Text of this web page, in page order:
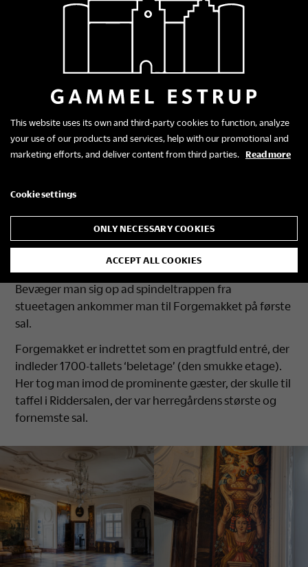
Prægtigt chatol fra
Bevæger man sig op ad spindeltrappen fra
stueetagen ankommer man til Forgemakket på første
sal.
Forgemakket er indrettet som en pragtfuld entré, der
taffel i Riddersalen, der var herregårdens største og
fornemste sal.
Overskrift
Bevæger man sig op ad spindeltrappen fra
stueetagen ankommer man til Forgemakket på første
sal.
Forgemakket er indrettet som en pragtfuld entré, der
indleder 1700-tallets ‘beletage’ (den smukke etage).
Her tog man imod de prominente gæster, der skulle til
taffel i Riddersalen, der var herregårdens største og
fornemste sal.
This website uses its own and third-party cookies to function, analyze
your use of our products and services, help with our promotional and
marketing efforts, and deliver content from third parties. Read more
Cookie settings
ONLY NECESSARY COOKIES
ACCEPT ALL COOKIES